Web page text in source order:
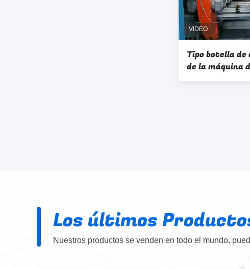
Tipo botella
de la máquina
insuflación de
Los últimos
Nuestros productos se venden en todo el mundo,